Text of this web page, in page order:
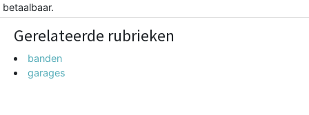
betaalbaar.
Gerelateerde rubrieken
banden
garages